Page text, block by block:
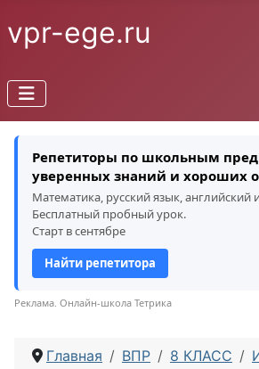
vpr-ege.ru
Репетиторы по школьным
уверенных знаний и хороших
Математика, русский язык, английский
Бесплатный пробный урок.
Старт в сентябре
Найти репетитора
Реклама. Онлайн-школа Тетрика
Главная ВПР 8 КЛАСС